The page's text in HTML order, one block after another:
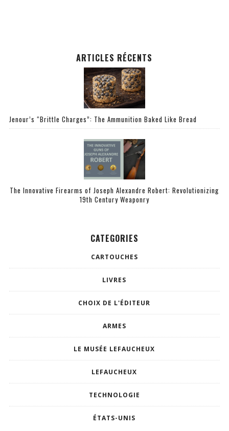
ARTICLES RÉCENTS
Jenour’s “Brittle Charges”: The Ammunition Baked Like Bread
The Innovative Firearms of Joseph Alexandre Robert: Revolutionizing
19th Century Weaponry
CATEGORIES
CARTOUCHES
LIVRES
CHOIX DE L'ÉDITEUR
ARMES
LE MUSÉE LEFAUCHEUX
LEFAUCHEUX
TECHNOLOGIE
ÉTATS-UNIS